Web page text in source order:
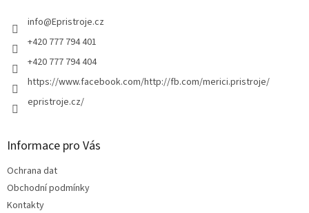
info@Epristroje.cz
+420 777 794 401
+420 777 794 404
https://www.facebook.com/http://fb.com/merici.pristroje/
epristroje.cz/
Informace pro Vás
Ochrana dat
Obchodní podmínky
Kontakty